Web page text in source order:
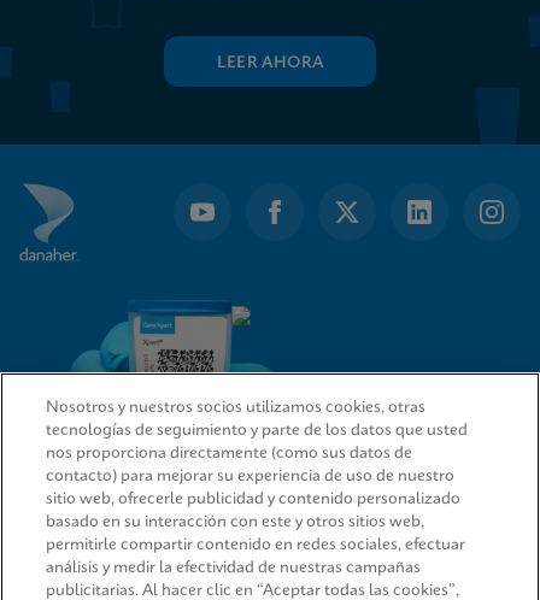
LEER AHORA
ENLACES RÁPIDOS
Nosotros y nuestros socios utilizamos cookies, otras
tecnologías de seguimiento y parte de los datos que usted
nos proporciona directamente (como sus datos de
contacto) para mejorar su experiencia de uso de nuestro
sitio web, ofrecerle publicidad y contenido personalizado
basado en su interacción con este y otros sitios web,
permitirle compartir contenido en redes sociales, efectuar
análisis y medir la efectividad de nuestras campañas
publicitarias. Al hacer clic en “Aceptar todas las cookies”,